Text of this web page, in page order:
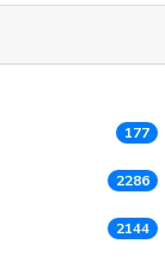
177
2286
2144